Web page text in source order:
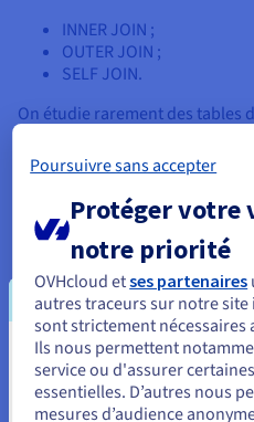
INNER JOIN ;
OUTER JOIN ;
SELF JOIN.
On étudie rarement des tables
signification précise, réparti
intéresse. Pour ce faire, les
au préalable.
Normalisation
Interroger plusieurs tables en
logiquement d’émettre
tables pour en extraire les
opération demande du temps,
créer des doublons. Cela peut
données.
Vous semblez
Unis.
Poursuivre sans accepter
Protéger votre
notre priorité
OVHcloud etses partenaires
autres traceurs sur notre
sont strictement
Ils nous permettent
service ou d'assurer
essentielles. D’autres nous
mesures d’audience